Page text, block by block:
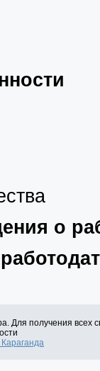
о
Для получения всех